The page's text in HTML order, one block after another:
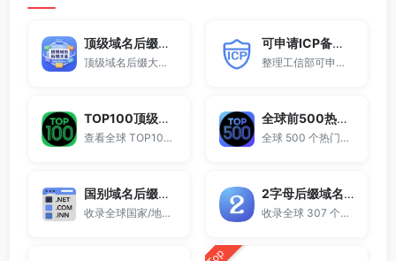
顶级域名后缀大全
顶级域名后缀大全收录全球已开放注册的所有TLD后缀，包括gTLD、ccTLD、品牌域名后缀等。
可申请ICP备案域名后缀大全
整理工信部可申请ICP网站备案的域名后缀大全。
TOP100顶级域名后缀排名榜
查看全球 TOP100 域名后缀。
全球前500热门域名后缀排行
全球 500 个热门域名后缀排名，展示注册量排行、是否可备案、适用范围与用途简介，帮助企业与个人在 2025 年快速选择合适的顶级域名。
国别域名后缀大全
收录全球国家/地区代码顶级域名。
2字母后缀域名大全
收录全球 307 个两字符域名后缀。